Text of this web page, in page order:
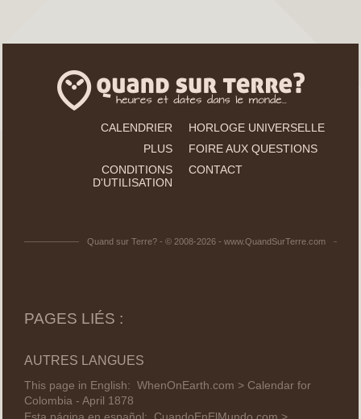
CALENDRIER
HORLOGE UNIVERSELLE
PLUS
FOIRE AUX QUESTIONS
CONDITIONS
D'UTILISATION
CONTACT
Quand sur Terre? - © 2008-2026 - www.QuandSurTerre.com
PAGES LIÉS :
AUTRES LANGUES
This page in English: WhenOnEarth.com > Calendar for
Colombia - April 1878